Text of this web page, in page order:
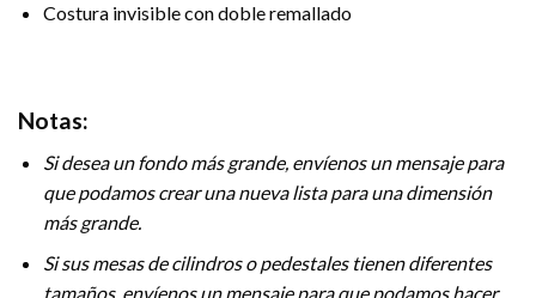
Costura invisible con doble remallado
Notas:
Si desea un fondo más grande, envíenos un mensaje para
que podamos crear una nueva lista para una dimensión
más grande.
Si sus mesas de cilindros o pedestales tienen diferentes
tamaños, envíenos un mensaje para que podamos hacer